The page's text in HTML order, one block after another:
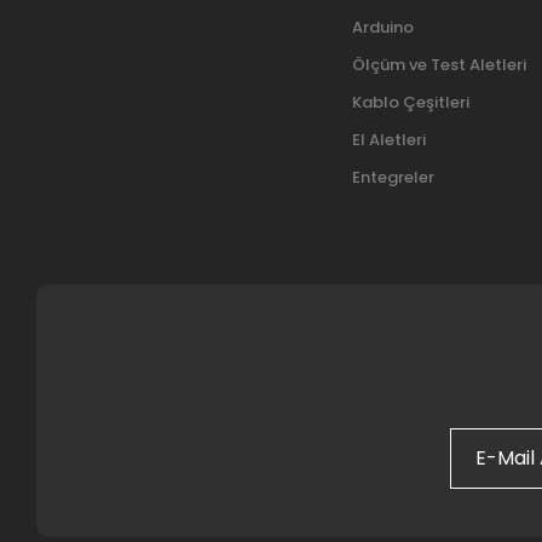
Arduino
Ölçüm ve Test Aletleri
Kablo Çeşitleri
El Aletleri
Entegreler